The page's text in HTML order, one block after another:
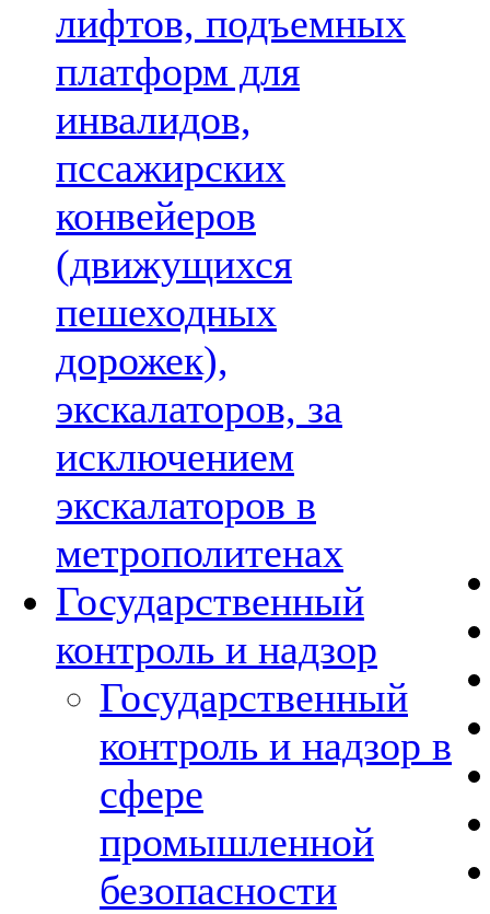
лифтов, подъемных
платформ для
инвалидов,
пссажирских
конвейеров
(движущихся
пешеходных
дорожек),
экскалаторов, за
исключением
экскалаторов в
метрополитенах
Государственный
контроль и надзор
Государственный
контроль и надзор в
сфере
промышленной
безопасности